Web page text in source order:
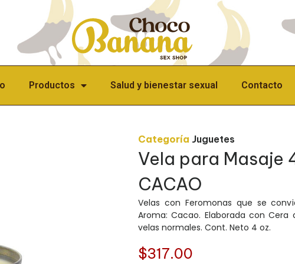
Productos Salud y bienestar sexual Contacto
Categoría Juguetes
Vela para Masaje
CACAO
Velas con Feromonas que se
Aroma: Cacao. Elaborada con
velas normales. Cont. Neto 4 oz.
$317.00